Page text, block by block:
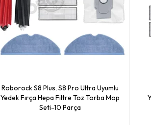
Roborock S8 Plus, S8 Pro Ultra Uyumlu
Yedek Fırça Hepa Filtre Toz Torba Mop
Seti-10 Parça